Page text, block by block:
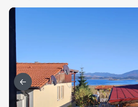
Турция
Гърция